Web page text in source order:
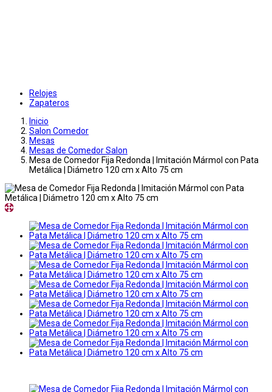
Relojes
Zapateros
Inicio
Salon Comedor
Mesas
Mesas de Comedor Salon
Mesa de Comedor Fija Redonda | Imitación Mármol con Pata
Metálica | Diámetro 120 cm x Alto 75 cm